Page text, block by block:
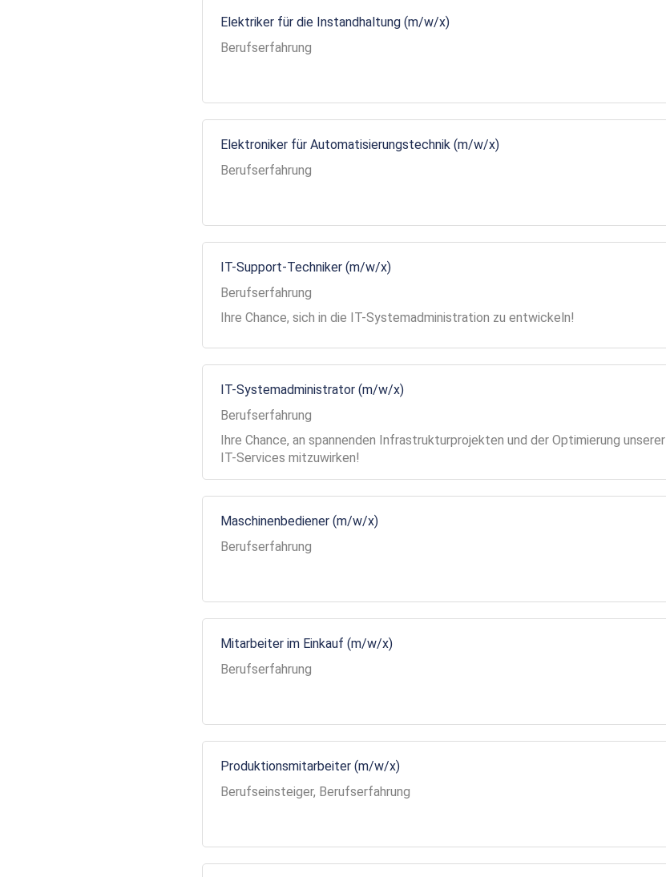
Elektriker für die Instandhaltung (m/w/x)
Berufserfahrung
Elektroniker für Automatisierungstechnik (m/w/x)
Berufserfahrung
IT-Support-Techniker (m/w/x)
Berufserfahrung
Ihre Chance, sich in die IT-Systemadministration zu entwickeln!
IT-Systemadministrator (m/w/x)
Berufserfahrung
Ihre Chance, an spannenden Infrastrukturprojekten und der Optimierung unserer
IT-Services mitzuwirken!
Maschinenbediener (m/w/x)
Berufserfahrung
Mitarbeiter im Einkauf (m/w/x)
Berufserfahrung
Produktionsmitarbeiter (m/w/x)
Berufseinsteiger, Berufserfahrung